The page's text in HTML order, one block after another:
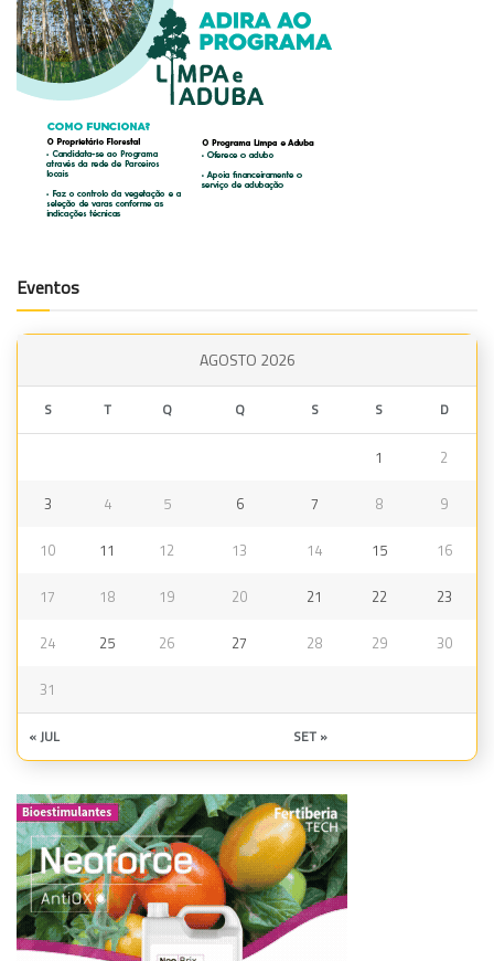
Eventos
AGOSTO 2026
S T Q Q S S D
1 2
3 4 5 6 7 8 9
10 11 12 13 14 15 16
17 18 19 20 21 22 23
24 25 26 27 28 29 30
31
« JUL SET »